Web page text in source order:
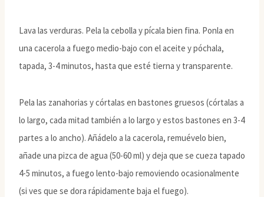
Lava las verduras. Pela la cebolla y pícala bien fina. Ponla en
una cacerola a fuego medio-bajo con el aceite y póchala,
tapada, 3-4 minutos, hasta que esté tierna y transparente.
Pela las zanahorias y córtalas en bastones gruesos (córtalas a
lo largo, cada mitad también a lo largo y estos bastones en 3-4
partes a lo ancho). Añádelo a la cacerola, remuévelo bien,
añade una pizca de agua (50-60 ml) y deja que se cueza tapado
4-5 minutos, a fuego lento-bajo removiendo ocasionalmente
(si ves que se dora rápidamente baja el fuego).